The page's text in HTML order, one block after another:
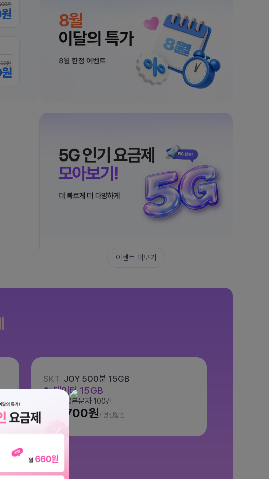
이벤트 더보기
SKT JOY 500분 15GB
데이터 15GB
통화 500분문자 100건
월 7,700원 / 평생할인